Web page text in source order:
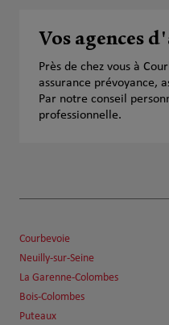
92300
Fermé
7
45 RUE DU
Vos agences
Près de chez vous à
assurance prévoyance,
Par notre conseil
professionnelle.
Courbevoie
Neuilly-sur-Seine
La Garenne-Colombes
Bois-Colombes
Puteaux